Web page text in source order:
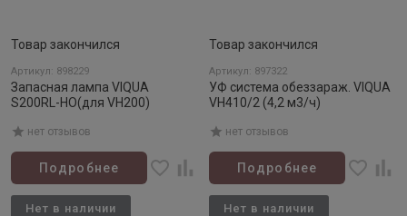
Товар закончился
Артикул: 898229
Запасная лампа VIQUA
S200RL-HO(для VH200)
нет отзывов
Подробнее
Товар закончился
Артикул: 897322
УФ система обеззараж. VIQUA
VH410/2 (4,2 м3/ч)
нет отзывов
Подробнее
Нет в наличии Нет в наличии